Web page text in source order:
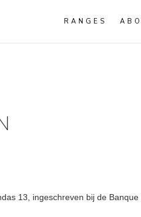
RANGES
13, ingeschreven bij de